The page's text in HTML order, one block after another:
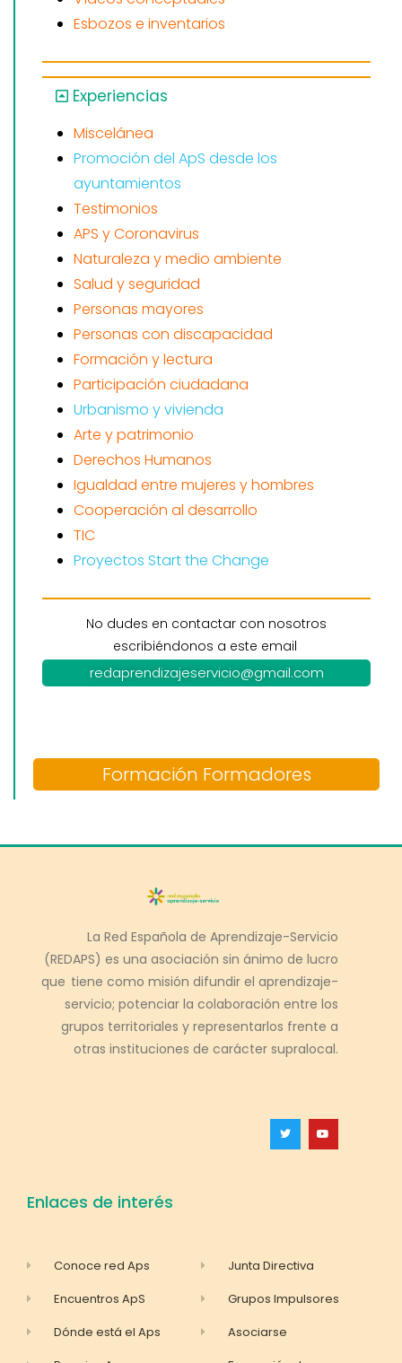
Esbozos e inventarios
Experiencias
Miscelánea
Promoción del ApS desde los
ayuntamientos
Testimonios
APS y Coronavirus
Naturaleza y medio ambiente
Salud y seguridad
Personas mayores
Personas con discapacidad
Formación y lectura
Participación ciudadana
Urbanismo y vivienda
Arte y patrimonio
Derechos Humanos
Igualdad entre mujeres y hombres
Cooperación al desarrollo
TIC
Proyectos Start the Change
No dudes en contactar con nosotros
escribiéndonos a este email
redaprendizajeservicio@gmail.com
Formación Formadores
La Red Española de Aprendizaje-Servicio
(REDAPS) es una asociación sin ánimo de lucro
que tiene como misión difundir el aprendizaje-
servicio; potenciar la colaboración entre los
grupos territoriales y representarlos frente a
otras instituciones de carácter supralocal.
Enlaces de interés
Conoce red Aps
Encuentros ApS
Dónde está el Aps
Junta Directiva
Grupos Impulsores
Asociarse